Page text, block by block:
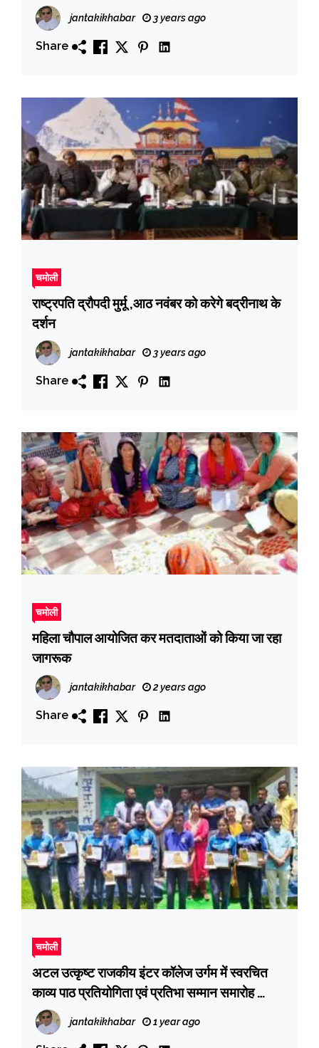
jantakikhabar 3 years ago
Share
चमोली
राष्ट्रपति द्रौपदी मुर्मू ,आठ नवंबर को करेगे बद्रीनाथ के
दर्शन
jantakikhabar 3 years ago
Share
चमोली
महिला चौपाल आयोजित कर मतदाताओं को किया जा रहा
जागरूक
jantakikhabar 2 years ago
Share
चमोली
अटल उत्कृष्ट राजकीय इंटर कॉलेज उर्गम में स्वरचित
काव्य पाठ प्रतियोगिता एवं प्रतिभा सम्मान समारोह
आयोजित
jantakikhabar 1 year ago